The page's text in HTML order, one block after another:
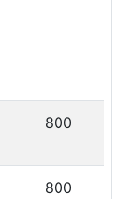
800
800